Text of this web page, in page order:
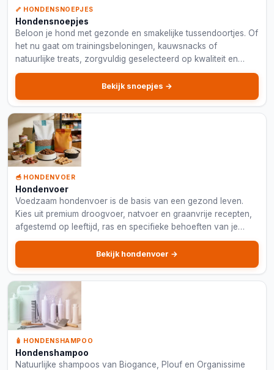
🦴 HONDENSNOEPJES
Hondensnoepjes
Beloon je hond met gezonde en smakelijke tussendoortjes. Of
het nu gaat om trainingsbeloningen, kauwsnacks of
natuurlijke treats, zorgvuldig geselecteerd op kwaliteit en
ingrediënten.
Bekijk snoepjes →
🥣 HONDENVOER
Hondenvoer
Voedzaam hondenvoer is de basis van een gezond leven.
Kies uit premium droogvoer, natvoer en graanvrije recepten,
afgestemd op leeftijd, ras en specifieke behoeften van je
hond.
Bekijk hondenvoer →
🧴 HONDENSHAMPOO
Hondenshampoo
Natuurlijke shampoos van Biogance, Plouf en Organissime